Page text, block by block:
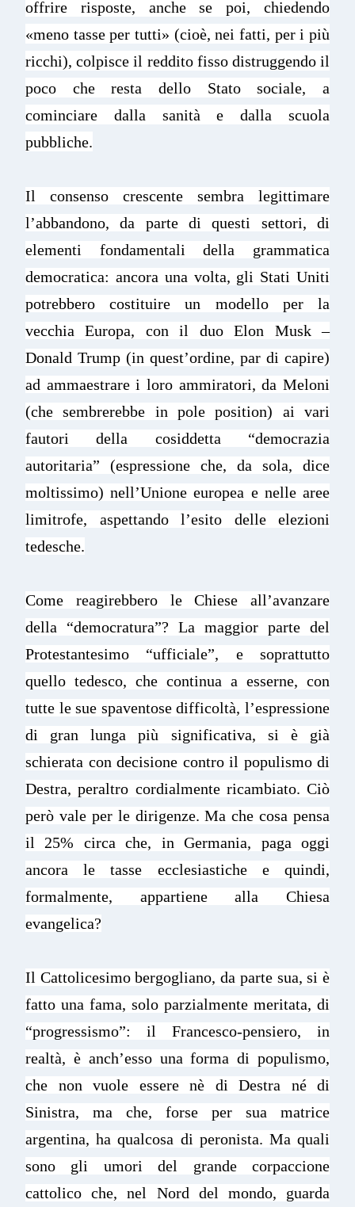
offrire risposte, anche se poi, chiedendo
«meno tasse per tutti» (cioè, nei fatti, per i più
ricchi), colpisce il reddito fisso distruggendo il
poco che resta dello Stato sociale, a
cominciare dalla sanità e dalla scuola
pubbliche.
Il consenso crescente sembra legittimare
l’abbandono, da parte di questi settori, di
elementi fondamentali della grammatica
democratica: ancora una volta, gli Stati Uniti
potrebbero costituire un modello per la
vecchia Europa, con il duo Elon Musk –
Donald Trump (in quest’ordine, par di capire)
ad ammaestrare i loro ammiratori, da Meloni
(che sembrerebbe in pole position) ai vari
fautori della cosiddetta “democrazia
autoritaria” (espressione che, da sola, dice
moltissimo) nell’Unione europea e nelle aree
limitrofe, aspettando l’esito delle elezioni
tedesche.
Come reagirebbero le Chiese all’avanzare
della “democratura”? La maggior parte del
Protestantesimo “ufficiale”, e soprattutto
quello tedesco, che continua a esserne, con
tutte le sue spaventose difficoltà, l’espressione
di gran lunga più significativa, si è già
schierata con decisione contro il populismo di
Destra, peraltro cordialmente ricambiato. Ciò
però vale per le dirigenze. Ma che cosa pensa
il 25% circa che, in Germania, paga oggi
ancora le tasse ecclesiastiche e quindi,
formalmente, appartiene alla Chiesa
evangelica?
Il Cattolicesimo bergogliano, da parte sua, si è
fatto una fama, solo parzialmente meritata, di
“progressismo”: il Francesco-pensiero, in
realtà, è anch’esso una forma di populismo,
che non vuole essere nè di Destra né di
Sinistra, ma che, forse per sua matrice
argentina, ha qualcosa di peronista. Ma quali
sono gli umori del grande corpaccione
cattolico che, nel Nord del mondo, guarda